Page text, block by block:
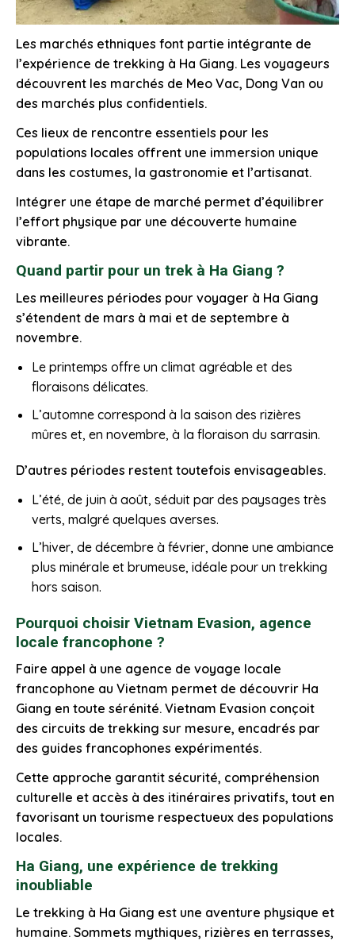
Les marchés ethniques font partie intégrante de
l’expérience de trekking à Ha Giang. Les voyageurs
découvrent les marchés de Meo Vac, Dong Van ou
des marchés plus confidentiels.
Ces lieux de rencontre essentiels pour les
populations locales offrent une immersion unique
dans les costumes, la gastronomie et l’artisanat.
Intégrer une étape de marché permet d’équilibrer
l’effort physique par une découverte humaine
vibrante.
Quand partir pour un trek à Ha Giang ?
Les meilleures périodes pour voyager à Ha Giang
s’étendent de mars à mai et de septembre à
novembre.
Le printemps offre un climat agréable et des
floraisons délicates.
L’automne correspond à la saison des rizières
mûres et, en novembre, à la floraison du sarrasin.
D’autres périodes restent toutefois envisageables.
L’été, de juin à août, séduit par des paysages très
verts, malgré quelques averses.
L’hiver, de décembre à février, donne une ambiance
plus minérale et brumeuse, idéale pour un trekking
hors saison.
Pourquoi choisir Vietnam Evasion, agence
locale francophone ?
Faire appel à une agence de voyage locale
francophone au Vietnam permet de découvrir Ha
Giang en toute sérénité. Vietnam Evasion conçoit
des circuits de trekking sur mesure, encadrés par
des guides francophones expérimentés.
Cette approche garantit sécurité, compréhension
culturelle et accès à des itinéraires privatifs, tout en
favorisant un tourisme respectueux des populations
locales.
Ha Giang, une expérience de trekking
inoubliable
Le trekking à Ha Giang est une aventure physique et
humaine. Sommets mythiques, rizières en terrasses,